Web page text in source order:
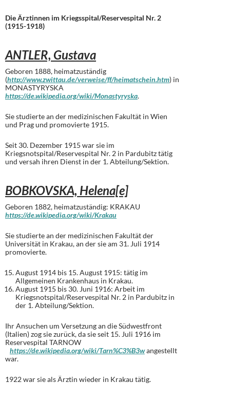
Die Ärztinnen im Kriegsspital/Reservespital Nr. 2
(1915-1918)
ANTLER, Gustava
Geboren 1888, heimatzuständig
(http://www.zwittau.de/verweise/ff/heimatschein.htm) in
MONASTYRYSKA
https://de.wikipedia.org/wiki/Monastyryska.
Sie studierte an der medizinischen Fakultät in Wien
und Prag und promovierte 1915.
Seit 30. Dezember 1915 war sie im
Kriegsnotspital/Reservespital Nr. 2 in Pardubitz tätig
und versah ihren Dienst in der 1. Abteilung/Sektion.
BOBKOVSKA, Helena[e]
Geboren 1882, heimatzuständig: KRAKAU
https://de.wikipedia.org/wiki/Krakau
Sie studierte an der medizinischen Fakultät der
Universität in Krakau, an der sie am 31. Juli 1914
promovierte.
August 1914 bis 15. August 1915: tätig im
Allgemeinen Krankenhaus in Krakau.
August 1915 bis 30. Juni 1916: Arbeit im
Kriegsnotspital/Reservespital Nr. 2 in Pardubitz in
der 1. Abteilung/Sektion.
Ihr Ansuchen um Versetzung an die Südwestfront
(Italien) zog sie zurück, da sie seit 15. Juli 1916 im
Reservespital TARNOW
https://de.wikipedia.org/wiki/Tarn%C3%B3wangestellt
war.
1922 war sie als Ärztin wieder in Krakau tätig.